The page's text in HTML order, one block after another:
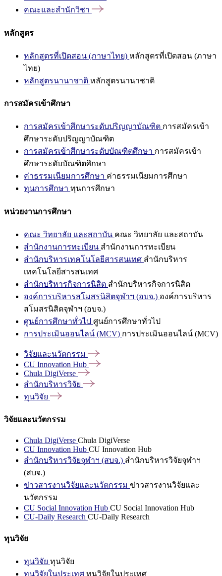
คณะและสำนักวิชา
หลักสูตร
หลักสูตรที่เปิดสอน (ภาษาไทย) หลักสูตรที่เปิดสอน (ภาษา
ไทย)
หลักสูตรนานาชาติ หลักสูตรนานาชาติ
การสมัครเข้าศึกษา
การสมัครเข้าศึกษาระดับปริญญาบัณฑิต การสมัครเข้า
ศึกษาระดับปริญญาบัณฑิต
การสมัครเข้าศึกษาระดับบัณฑิตศึกษา การสมัครเข้า
ศึกษาระดับบัณฑิตศึกษา
ค่าธรรมเนียมการศึกษา ค่าธรรมเนียมการศึกษา
ทุนการศึกษา ทุนการศึกษา
หน่วยงานการศึกษา
คณะ วิทยาลัย และสถาบัน คณะ วิทยาลัย และสถาบัน
สำนักงานการทะเบียน สำนักงานการทะเบียน
สำนักบริหารเทคโนโลยีสารสนเทศ สำนักบริหาร
เทคโนโลยีสารสนเทศ
สำนักบริหารกิจการนิสิต สำนักบริหารกิจการนิสิต
องค์การบริหารสโมสรนิสิตจุฬาฯ (อบจ.) องค์การบริหาร
สโมสรนิสิตจุฬาฯ (อบจ.)
ศูนย์การศึกษาทั่วไป ศูนย์การศึกษาทั่วไป
การประเมินออนไลน์ (MCV) การประเมินออนไลน์ (MCV)
วิจัยและนวัตกรรม
CU Innovation Hub
Chula DigiVerse
สำนักบริหารวิจัย
ทุนวิจัย
วิจัยและนวัตกรรม
Chula DigiVerse Chula DigiVerse
CU Innovation Hub CU Innovation Hub
สำนักบริหารวิจัยจุฬาฯ (สบจ.) สำนักบริหารวิจัยจุฬาฯ
(สบจ.)
ข่าวสารงานวิจัยและนวัตกรรม ข่าวสารงานวิจัยและ
นวัตกรรม
CU Social Innovation Hub CU Social Innovation Hub
CU-Daily Research CU-Daily Research
ทุนวิจัย
ทุนวิจัย ทุนวิจัย
ทุนวิจัยในประเทศ ทุนวิจัยในประเทศ